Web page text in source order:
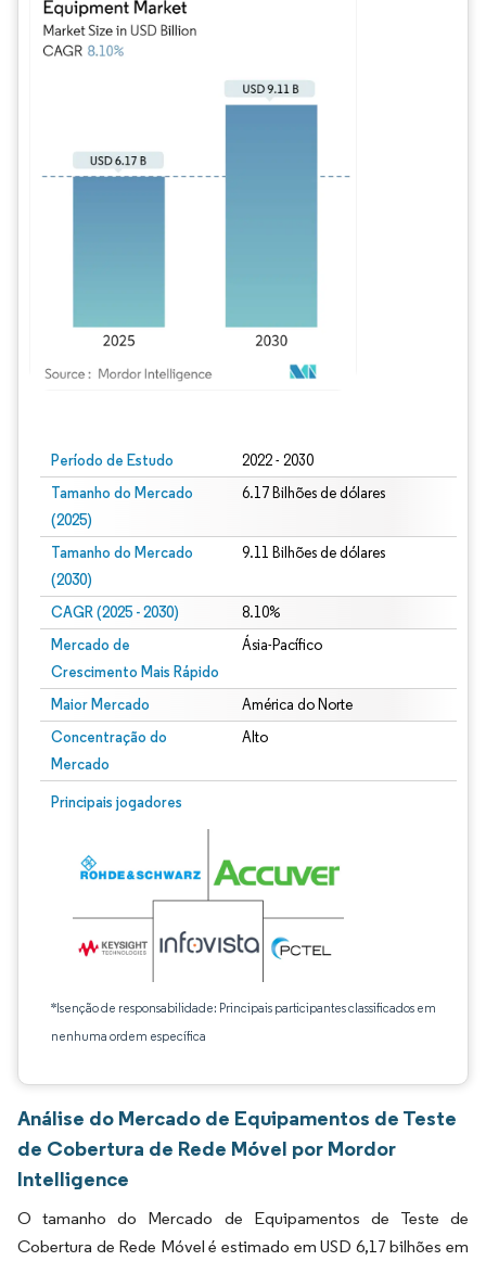
Período de Estudo 2022 - 2030
Tamanho do Mercado
(2025)
6.17 Bilhões de dólares
Tamanho do Mercado
(2030)
9.11 Bilhões de dólares
CAGR (2025 - 2030) 8.10%
Mercado de
Crescimento Mais Rápido
Ásia-Pacífico
Maior Mercado América do Norte
Concentração do
Mercado
Alto
Principais jogadores
*Isenção de responsabilidade: Principais participantes classificados em
nenhuma ordem específica
Análise do Mercado de Equipamentos de Teste
de Cobertura de Rede Móvel por Mordor
Intelligence
O tamanho do Mercado de Equipamentos de Teste de
Cobertura de Rede Móvel é estimado em USD 6,17 bilhões em